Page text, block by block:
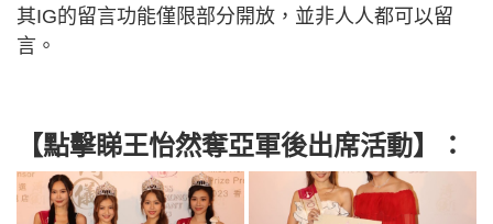
其IG的留言功能僅限部分開放，並非人人都可以留
言。
【點擊睇王怡然奪亞軍後出席活動】：